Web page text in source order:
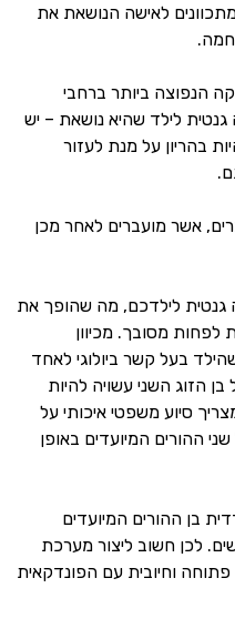
לאישה הנושאת את
הנפוצה ביותר ברחבי
גנטית לילד שהיא נושאת – יש
בהריון על מנת לעזור
אשר מועברים לאחר מכן
גנטית לילדכם, מה שהופך את
מסובך. מכיוון
בעל קשר ביולוגי לאחד
הזוג השני עשויה להיות
סיוע משפטי איכותי על
ההורים המיועדים באופן
בן ההורים המיועדים
לתקופה של כ-12 חודשים. לכן חשוב ליצור מערכת
וחיובית עם הפונדקאית